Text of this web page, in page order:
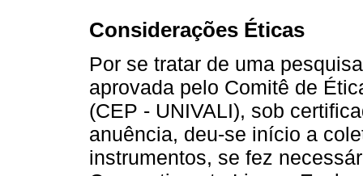
Considerações Éticas
Por se tratar de uma
aprovada pelo Comitê de
(CEP - UNIVALI), sob
anuência, deu-se início a
instrumentos, se fez